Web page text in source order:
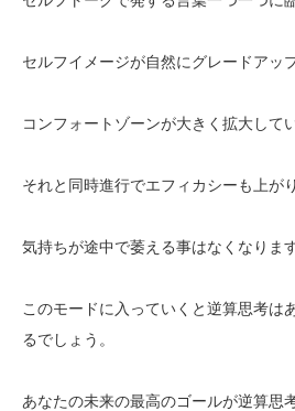
セルフイメージが自然にグレードアッ
コンフォートゾーンが大きく拡大して
それと同時進行でエフィカシーも上がり
気持ちが途中で萎える事はなくなりま
このモードに入っていくと逆算思考は
るでしょう。
あなたの未来の最高のゴールが逆算思